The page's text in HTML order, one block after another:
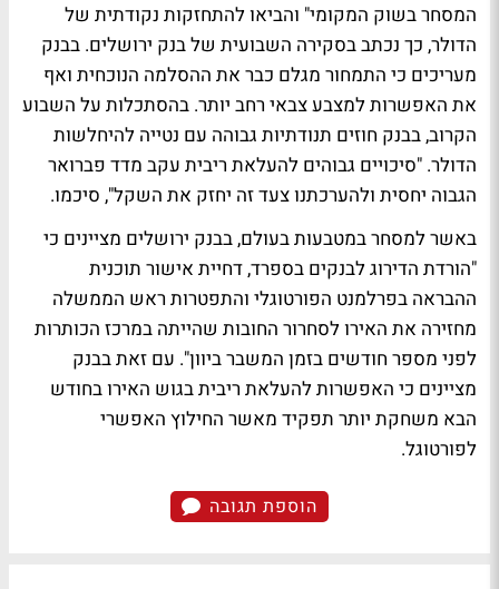
המסחר בשוק המקומי" והביאו להתחזקות נקודתית של
הדולר, כך נכתב בסקירה השבועית של בנק ירושלים. בבנק
מעריכים כי התמחור מגלם כבר את ההסלמה הנוכחית ואף
את האפשרות למצבע צבאי רחב יותר. בהסתכלות על השבוע
הקרוב, בבנק חוזים תנודתיות גבוהה עם נטייה להיחלשות
הדולר. "סיכויים גבוהים להעלאת ריבית עקב מדד פברואר
הגבוה יחסית ולהערכתנו צעד זה יחזק את השקל", סיכמו.
באשר למסחר במטבעות בעולם, בבנק ירושלים מציינים כי
"הורדת הדירוג לבנקים בספרד, דחיית אישור תוכנית
ההבראה בפרלמנט הפורטוגלי והתפטרות ראש הממשלה
מחזירה את האירו לסחרור החובות שהייתה במרכז הכותרות
לפני מספר חודשים בזמן המשבר ביוון". עם זאת בבנק
מציינים כי האפשרות להעלאת ריבית בגוש האירו בחודש
הבא משחקת יותר תפקיד מאשר החילוץ האפשרי
לפורטוגל.
הוספת תגובה